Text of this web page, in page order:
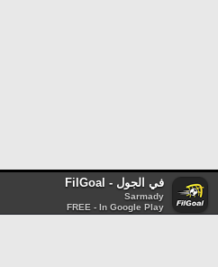
في الجول - FilGoal
Sarmady
FREE - In Google Play